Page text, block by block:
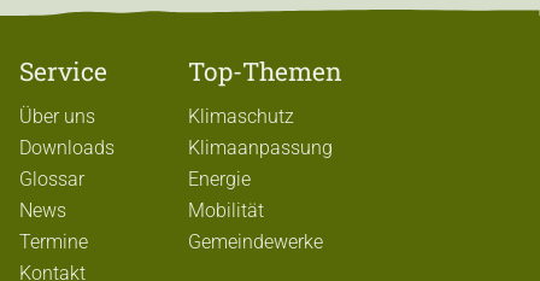
Service
Über uns
Downloads
Glossar
News
Termine
Kontakt
Top-Themen
Klimaschutz
Klimaanpassung
Energie
Mobilität
Gemeindewerke